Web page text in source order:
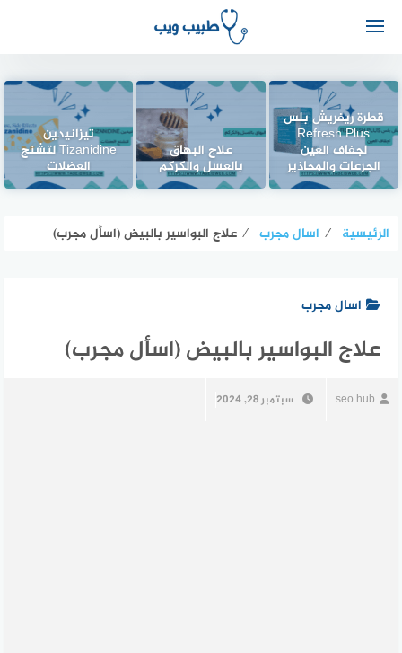
قطرة ريفريش بلس
Refresh Plus
لجفاف العين
الجرعات والمحاذير
علاج البهاق
بالعسل والكركم
تيزانيدين
Tizanidine لتشنج
العضلات
الرئيسية ⁄ اسال مجرب ⁄ علاج البواسير بالبيض (اسأل مجرب)
اسال مجرب
علاج البواسير بالبيض (اسأل مجرب)
seo hub سبتمبر 28, 2024